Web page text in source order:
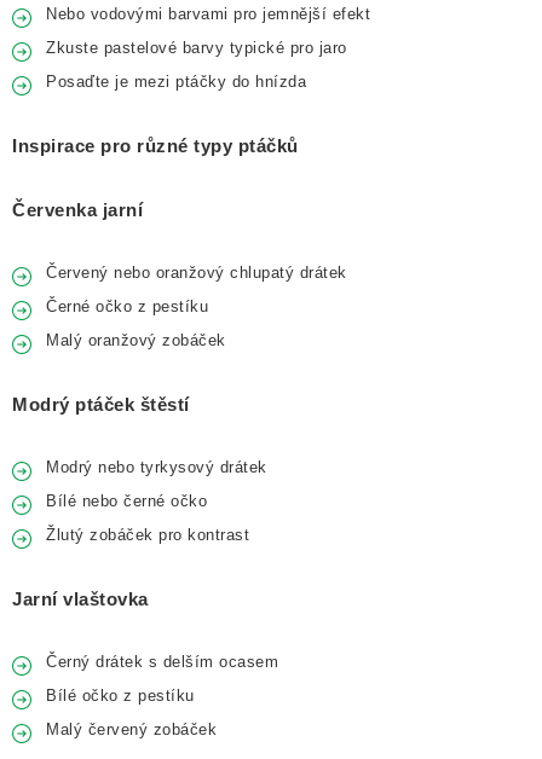
Nebo vodovými barvami pro jemnější efekt
Zkuste pastelové barvy typické pro jaro
Posaďte je mezi ptáčky do hnízda
Inspirace pro různé typy ptáčků
Červenka jarní
Červený nebo oranžový chlupatý drátek
Černé očko z pestíku
Malý oranžový zobáček
Modrý ptáček štěstí
Modrý nebo tyrkysový drátek
Bílé nebo černé očko
Žlutý zobáček pro kontrast
Jarní vlaštovka
Černý drátek s delším ocasem
Bílé očko z pestíku
Malý červený zobáček